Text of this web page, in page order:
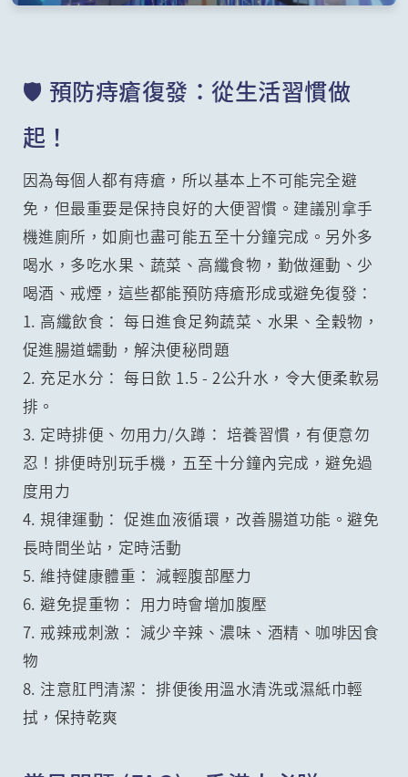
🛡️ 預防痔瘡復發：從生活習慣做
起！
因為每個人都有痔瘡，所以基本上不可能完全避
免，但最重要是保持良好的大便習慣。建議別拿手
機進廁所，如廁也盡可能五至十分鐘完成。另外多
喝水，多吃水果、蔬菜、高纖食物，勤做運動、少
喝酒、戒煙，這些都能預防痔瘡形成或避免復發：
1. 高纖飲食： 每日進食足夠蔬菜、水果、全穀物，
促進腸道蠕動，解決便秘問題
2. 充足水分： 每日飲 1.5 - 2公升水，令大便柔軟易
排。
3. 定時排便、勿用力/久蹲： 培養習慣，有便意勿
忍！排便時別玩手機，五至十分鐘內完成，避免過
度用力
4. 規律運動： 促進血液循環，改善腸道功能。避免
長時間坐站，定時活動
5. 維持健康體重： 減輕腹部壓力
6. 避免提重物： 用力時會增加腹壓
7. 戒辣戒刺激： 減少辛辣、濃味、酒精、咖啡因食
物
8. 注意肛門清潔： 排便後用溫水清洗或濕紙巾輕
拭，保持乾爽